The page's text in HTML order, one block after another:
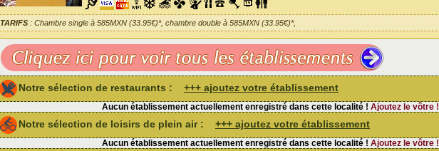
TARIFS : Chambre single à 585MXN (33.95€)*, chambre double à 585MXN (33.95€)*,
Notre sélection de restaurants : +++ ajoutez votre établissement
Aucun établissement actuellement enregistré dans cette localité ! Ajoutez le vôtre !
Notre sélection de loisirs de plein air : +++ ajoutez votre établissement
Aucun établissement actuellement enregistré dans cette localité ! Ajoutez le vôtre !